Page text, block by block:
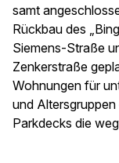
samt
Rückbau des
Siemens-Straße
Zenkerstraße
Wohnungen für
und
Parkdecks die